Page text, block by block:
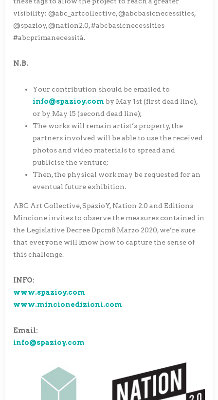
visibility: @abc_artcollective, @abcbasicnecessities,
@spazioy, @nation2.0, #abcbasicnecessities
#abcprimanecessità.
N.B.
Your contribution should be emailed to
info@spazioy.com by May 1st (first dead line),
or by May 15 (second dead line);
The works will remain artist’s property, the
partners involved will be able to use the received
photos and video materials to spread and
publicise the venture;
Then, the physical work may be requested for an
eventual future exhibition.
ABC Art Collective, SpazioY, Nation 2.0 and Editions
Mincione invites to observe the measures contained in
the Legislative Decree Dpcm8 Marzo 2020, we’re sure
that everyone will know how to capture the sense of
this challenge.
INFO:
www.spazioy.com
www.mincionedizioni.com
Email:
info@spazioy.com